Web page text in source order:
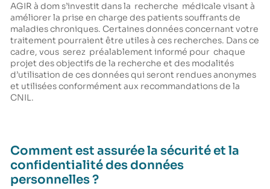
AGIR à dom s’investit dans la recherche médicale visant à
améliorer la prise en charge des patients souffrants de
maladies chroniques. Certaines données concernant votre
traitement pourraient être utiles à ces recherches. Dans ce
cadre, vous serez préalablement informé pour chaque
projet des objectifs de la recherche et des modalités
d’utilisation de ces données qui seront rendues anonymes
et utilisées conformément aux recommandations de la
CNIL.
Comment est assurée la sécurité et la
confidentialité des données
personnelles ?